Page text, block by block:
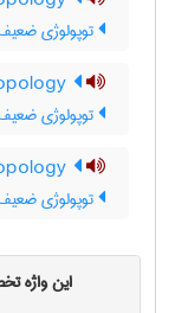
توپولوژی
توپولوژی
توپولوژی
این واژه